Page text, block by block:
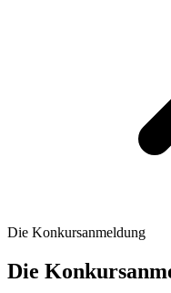
Die Konkursanmeldung
Die